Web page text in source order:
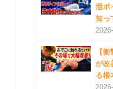
泄ポ
知っ
【
が改
る根